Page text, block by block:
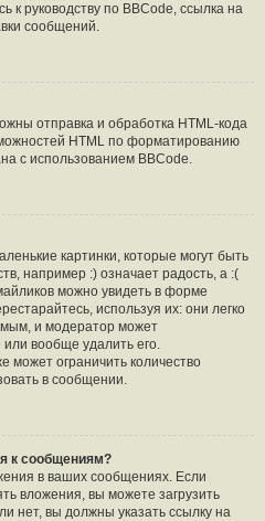
к руководству по BBCode, ссылка на
сообщений.
отправка и обработка HTML-кода
HTML по форматированию
с использованием BBCode.
картинки, которые могут быть
например :) означает радость, а :(
можно увидеть в форме
используя их: они легко
и модератор может
вообще удалить его.
может ограничить количество
в сообщении.
к сообщениям?
в ваших сообщениях. Если
вложения, вы можете загрузить
нет, вы должны указать ссылку на